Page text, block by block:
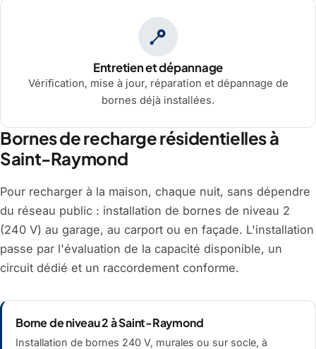
Entretien et dépannage
Vérification, mise à jour, réparation et dépannage de
bornes déjà installées.
Bornes de recharge résidentielles à
Saint-Raymond
Pour recharger à la maison, chaque nuit, sans dépendre
du réseau public : installation de bornes de niveau 2
(240 V) au garage, au carport ou en façade. L'installation
passe par l'évaluation de la capacité disponible, un
circuit dédié et un raccordement conforme.
Borne de niveau 2 à Saint-Raymond
Installation de bornes 240 V, murales ou sur socle, à